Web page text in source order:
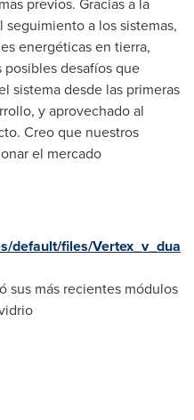
seguimiento a los sistemas,
energéticas en tierra,
desafíos que
sistema desde las primeras
y aprovechado al
Creo que nuestros
el mercado
default/files/Vertex_v_dua
sus más recientes módulos